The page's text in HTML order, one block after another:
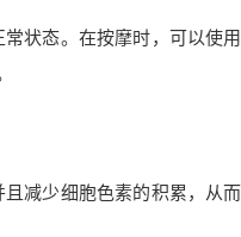
状态。在按摩时，可以使用
减少细胞色素的积累，从而